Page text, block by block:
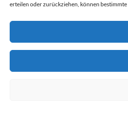
erteilen oder zurückziehen, können